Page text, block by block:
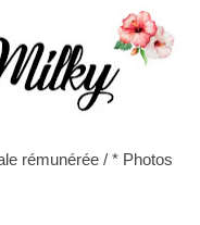
rémunérée / * Photos